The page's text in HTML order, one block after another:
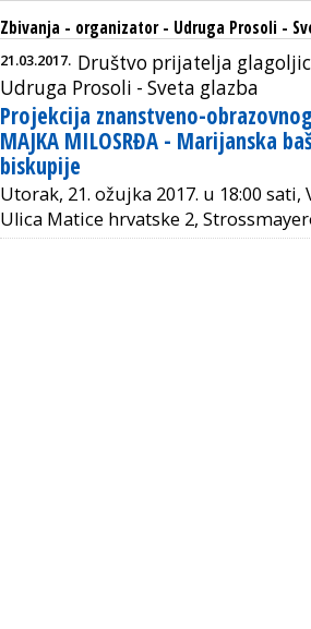
Zbivanja - organizator - Udruga Prosoli -
21.03.2017. Društvo prijatelja
Udruga Prosoli - Sveta glazba
Projekcija znanstveno-
MAJKA MILOSRĐA - Marijanska
biskupije
Utorak, 21. ožujka 2017. u 18:00
Ulica Matice hrvatske 2,